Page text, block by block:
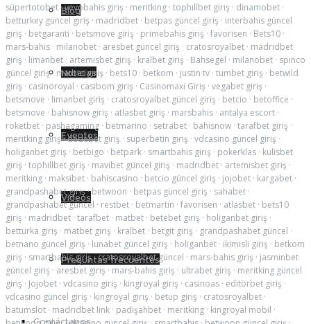
Blog
Noticias
Eventos
Videos
Preguntas frecuentes
süpertotobet ·vevobahis giriş · meritking · tophillbet giriş · dinamobet ·
betturkey güncel giriş · madridbet · betpas güncel giriş · interbahis güncel
giriş · betgaranti · betsmove giriş · primebahis giriş · favorisen · Bets10 ·
mars-bahis · milanobet · aresbet güncel giriş · cratosroyalbet · madridbet
giriş · limanbet · artemisbet giriş · kralbet giriş · Bahsegel · milanobet · spinco
güncel giriş· matbet giriş · bets10 · betkom · justin tv · tumbet giriş · betwild
giriş · casinoroyal · casibom giriş · Casinomaxi Giriş · vegabet giriş ·
betsmove · limanbet giriş · cratosroyalbet güncel giriş · betcio · betoffice ·
betsmove · bahisnow giriş · atlasbet giriş · marsbahis · antalya escort ·
roketbet · pashagaming · betmarino · setrabet · bahisnow · tarafbet giriş ·
meritking giriş·dedebet giriş · superbetin giriş · vdcasino güncel giriş ·
holiganbet giriş · betbigo · betpark · smartbahis giriş · pokerklas · kulisbet
giriş · tophillbet giriş · mavibet güncel giriş · madridbet · artemisbet giriş ·
meritking · maksibet · bahiscasino · betcio güncel giriş · jojobet · kargabet ·
grandpashabet giriş·betwoon · betpas güncel giriş · sahabet ·
grandpashabet güncel · restbet · betmartin · favorisen · atlasbet · bets10
giriş · madridbet · tarafbet · matbet · betebet giriş · holiganbet giriş ·
betturka giriş · matbet giriş · kralbet · betgit giriş · grandpashabet güncel ·
betnano güncel giriş · lunabet güncel giriş · holiganbet · ikimisli giriş · betkom
giriş · smartbahis giriş·cratosroyalbet güncel · mars-bahis giriş · jasminbet
güncel giriş · aresbet giriş · mars-bahis giriş · ultrabet giriş · meritking güncel
giriş · Jojobet · vdcasino giriş · kingroyal giriş · casinoas · editörbet giriş ·
vdcasino güncel giriş · kingroyal giriş · betup giriş · cratosroyalbet ·
batumslot · madridbet link · padişahbet · meritking · kingroyal mobil ·